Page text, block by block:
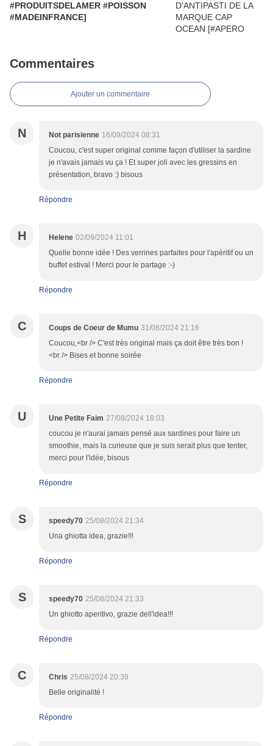
#PRODUITSDELAMER #POISSON
#MADEINFRANCE]
Commentaires
Ajouter un commentaire
N Not parisienne 16/09/2024 08:31
Coucou, c'est super original comme façon d'utiliser la sardine
je n'avais jamais vu ça ! Et super joli avec les gressins en
présentation, bravo :) bisous
Répondre
H Helene 02/09/2024 11:01
Quelle bonne idée ! Des verrines parfaites pour l'apéritif ou un
buffet estival ! Merci pour le partage :-)
Répondre
C Coups de Coeur de Mumu 31/08/2024 21:16
Coucou,<br /> C'est très original mais ça doit être très bon !
<br /> Bises et bonne soirée
Répondre
U Une Petite Faim 27/08/2024 18:03
coucou je n'aurai jamais pensé aux sardines pour faire un
smoothie, mais la curieuse que je suis serait plus que tenter,
merci pour l'idée, bisous
Répondre
S speedy70 25/08/2024 21:34
Una ghiotta idea, grazie!!!
Répondre
S speedy70 25/08/2024 21:33
Un ghiotto aperitivo, grazie dell'idea!!!
Répondre
C Chris 25/08/2024 20:39
Belle originalité !
Répondre